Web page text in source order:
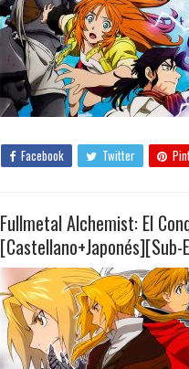
Facebook Twitter
Fullmetal Alchemist: El